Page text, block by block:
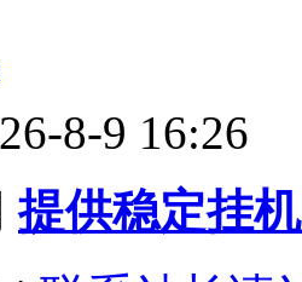
8-9 16:26
提供稳定挂